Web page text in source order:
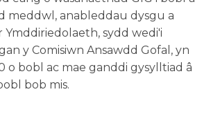
meddwl, anableddau dysgu a
Ymddiriedolaeth, sydd wedi'i
y Comisiwn Ansawdd Gofal, yn
o bobl ac mae ganddi gysylltiad â
bob mis.